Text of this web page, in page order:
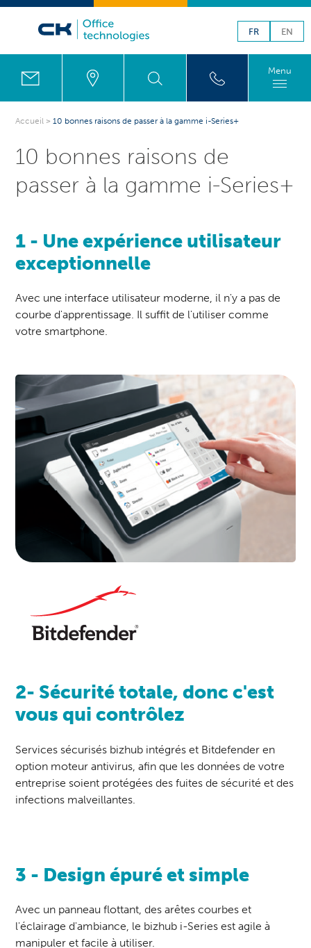
FR EN
Menu
Accueil >10 bonnes raisons de passer à la gamme i-Series+
10 bonnes raisons de
passer à la gamme i-Series+
1 - Une expérience utilisateur
exceptionnelle
Avec une interface utilisateur moderne, il n'y a pas de
courbe d'apprentissage. Il suffit de l'utiliser comme
votre smartphone.
2- Sécurité totale, donc c'est
vous qui contrôlez
Services sécurisés bizhub intégrés et Bitdefender en
option moteur antivirus, afin que les données de votre
entreprise soient protégées des fuites de sécurité et des
infections malveillantes.
3 - Design épuré et simple
Avec un panneau flottant, des arêtes courbes et
l'éclairage d'ambiance, le bizhub i-Series est agile à
manipuler et facile à utiliser.